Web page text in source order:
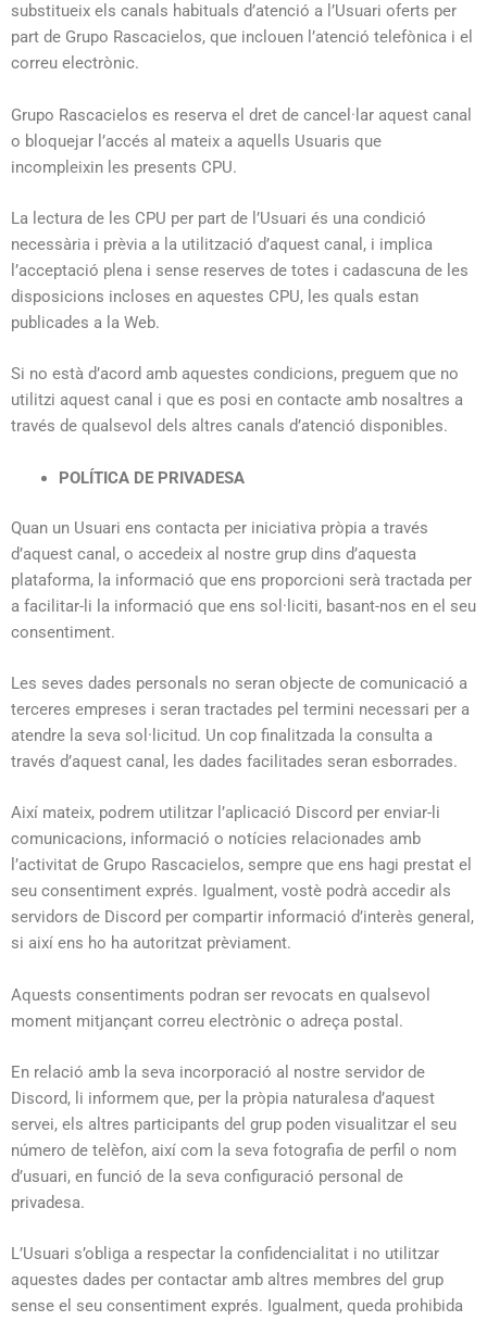
substitueix els canals habituals d’atenció a l’Usuari oferts per
part de Grupo Rascacielos, que inclouen l’atenció telefònica i el
correu electrònic.
Grupo Rascacielos es reserva el dret de cancel·lar aquest canal
o bloquejar l’accés al mateix a aquells Usuaris que
incompleixin les presents CPU.
La lectura de les CPU per part de l’Usuari és una condició
necessària i prèvia a la utilització d’aquest canal, i implica
l’acceptació plena i sense reserves de totes i cadascuna de les
disposicions incloses en aquestes CPU, les quals estan
publicades a la Web.
Si no està d’acord amb aquestes condicions, preguem que no
utilitzi aquest canal i que es posi en contacte amb nosaltres a
través de qualsevol dels altres canals d’atenció disponibles.
POLÍTICA DE PRIVADESA
Quan un Usuari ens contacta per iniciativa pròpia a través
d’aquest canal, o accedeix al nostre grup dins d’aquesta
plataforma, la informació que ens proporcioni serà tractada per
a facilitar-li la informació que ens sol·liciti, basant-nos en el seu
consentiment.
Les seves dades personals no seran objecte de comunicació a
terceres empreses i seran tractades pel termini necessari per a
atendre la seva sol·licitud. Un cop finalitzada la consulta a
través d’aquest canal, les dades facilitades seran esborrades.
Així mateix, podrem utilitzar l’aplicació Discord per enviar-li
comunicacions, informació o notícies relacionades amb
l’activitat de Grupo Rascacielos, sempre que ens hagi prestat el
seu consentiment exprés. Igualment, vostè podrà accedir als
servidors de Discord per compartir informació d’interès general,
si així ens ho ha autoritzat prèviament.
Aquests consentiments podran ser revocats en qualsevol
moment mitjançant correu electrònic o adreça postal.
En relació amb la seva incorporació al nostre servidor de
Discord, li informem que, per la pròpia naturalesa d’aquest
servei, els altres participants del grup poden visualitzar el seu
número de telèfon, així com la seva fotografia de perfil o nom
d’usuari, en funció de la seva configuració personal de
privadesa.
L’Usuari s’obliga a respectar la confidencialitat i no utilitzar
aquestes dades per contactar amb altres membres del grup
sense el seu consentiment exprés. Igualment, queda prohibida